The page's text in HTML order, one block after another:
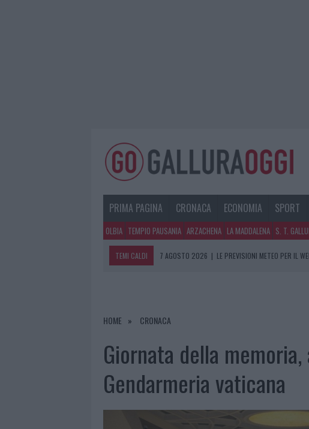
PRIMA PAGINA CRONACA ECONOMIA SPORT
OLBIA TEMPIO PAUSANIA ARZACHENA LA MADDALENA S. T.
TEMI CALDI 7 AGOSTO 2026 | LE PREVISIONI METEO PER IL
7 AGOSTO 2026
|
HOME CRONACA
Giornata della
Gendarmeria vaticana